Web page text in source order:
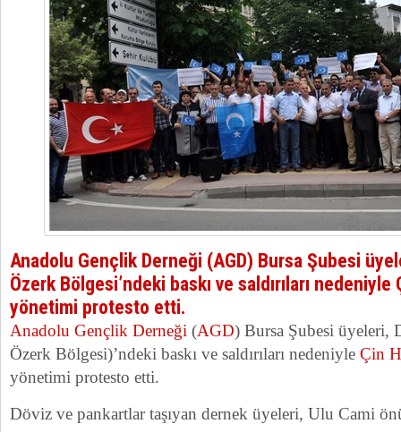
Anadolu Gençlik Derneği (AGD) Bursa Şubesi
Özerk Bölgesi’ndeki baskı ve saldırıları
yönetimi protesto etti.
Anadolu Gençlik Derneği (AGD) Bursa Şubesi üyeleri,
Özerk Bölgesi)’ndeki baskı ve saldırıları nedeniyle Çin
yönetimi protesto etti.
Döviz ve pankartlar taşıyan dernek üyeleri, Ulu Cami